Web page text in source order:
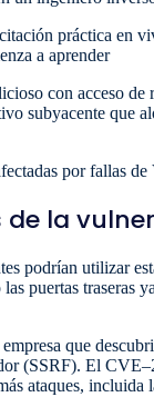
práctica en
a aprender
con acceso de
subyacente que
por fallas
de la
podrían utilizar
puertas traseras
que
(SSRF). El
ataques,